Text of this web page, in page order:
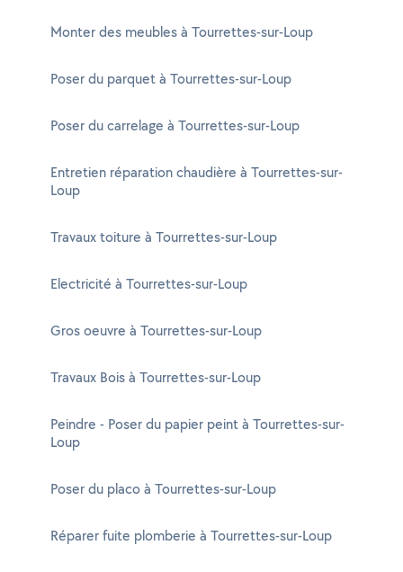
Monter des meubles à Tourrettes-sur-Loup
Poser du parquet à Tourrettes-sur-Loup
Poser du carrelage à Tourrettes-sur-Loup
Entretien réparation chaudière à Tourrettes-sur-
Loup
Travaux toiture à Tourrettes-sur-Loup
Electricité à Tourrettes-sur-Loup
Gros oeuvre à Tourrettes-sur-Loup
Travaux Bois à Tourrettes-sur-Loup
Peindre - Poser du papier peint à Tourrettes-sur-
Loup
Poser du placo à Tourrettes-sur-Loup
Réparer fuite plomberie à Tourrettes-sur-Loup